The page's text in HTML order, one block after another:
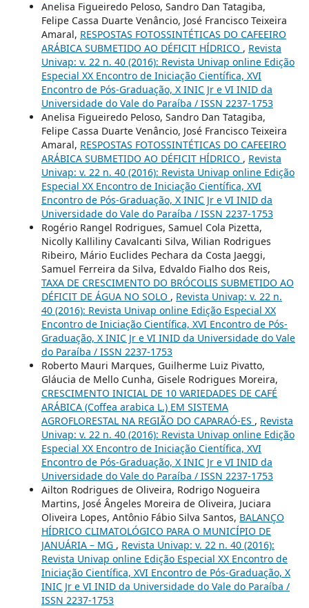
Anelisa Figueiredo Peloso, Sandro Dan Tatagiba,
Felipe Cassa Duarte Venâncio, José Francisco Teixeira
Amaral, RESPOSTAS FOTOSSINTÉTICAS DO CAFEEIRO
ARÁBICA SUBMETIDO AO DÉFICIT HÍDRICO , Revista
Univap: v. 22 n. 40 (2016): Revista Univap online Edição
Especial XX Encontro de Iniciação Científica, XVI
Encontro de Pós-Graduação, X INIC Jr e VI INID da
Universidade do Vale do Paraíba / ISSN 2237-1753
Anelisa Figueiredo Peloso, Sandro Dan Tatagiba,
Felipe Cassa Duarte Venâncio, José Francisco Teixeira
Amaral, RESPOSTAS FOTOSSINTÉTICAS DO CAFEEIRO
ARÁBICA SUBMETIDO AO DÉFICIT HÍDRICO , Revista
Univap: v. 22 n. 40 (2016): Revista Univap online Edição
Especial XX Encontro de Iniciação Científica, XVI
Encontro de Pós-Graduação, X INIC Jr e VI INID da
Universidade do Vale do Paraíba / ISSN 2237-1753
Rogério Rangel Rodrigues, Samuel Cola Pizetta,
Nicolly Kalliliny Cavalcanti Silva, Wilian Rodrigues
Ribeiro, Mário Euclides Pechara da Costa Jaeggi,
Samuel Ferreira da Silva, Edvaldo Fialho dos Reis,
TAXA DE CRESCIMENTO DO BRÓCOLIS SUBMETIDO AO
DÉFICIT DE ÁGUA NO SOLO , Revista Univap: v. 22 n.
40 (2016): Revista Univap online Edição Especial XX
Encontro de Iniciação Científica, XVI Encontro de Pós-
Graduação, X INIC Jr e VI INID da Universidade do Vale
do Paraíba / ISSN 2237-1753
Roberto Mauri Marques, Guilherme Luiz Pivatto,
Gláucia de Mello Cunha, Gisele Rodrigues Moreira,
CRESCIMENTO INICIAL DE 10 VARIEDADES DE CAFÉ
ARÁBICA (Coffea arabica L.) EM SISTEMA
AGROFLORESTAL NA REGIÃO DO CAPARAÓ-ES , Revista
Univap: v. 22 n. 40 (2016): Revista Univap online Edição
Especial XX Encontro de Iniciação Científica, XVI
Encontro de Pós-Graduação, X INIC Jr e VI INID da
Universidade do Vale do Paraíba / ISSN 2237-1753
Ailton Rodrigues de Oliveira, Rodrigo Nogueira
Martins, José Ângeles Moreira de Oliveira, Juciara
Oliveira Lopes, Antônio Fábio Silva Santos, BALANÇO
HÍDRICO CLIMATOLÓGICO PARA O MUNICÍPIO DE
JANUÁRIA – MG , Revista Univap: v. 22 n. 40 (2016):
Revista Univap online Edição Especial XX Encontro de
Iniciação Científica, XVI Encontro de Pós-Graduação, X
INIC Jr e VI INID da Universidade do Vale do Paraíba /
ISSN 2237-1753